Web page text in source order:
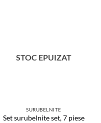
STOC EPUIZAT
SURUBELNITE
Set surubelnite set, 7 piese